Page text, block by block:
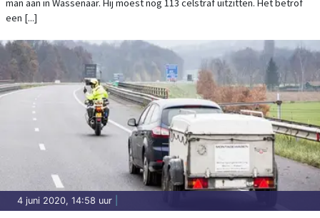
man aan in Wassenaar. Hij moest nog 113 celstraf uitzitten. Het betrof
een [...]
4 juni 2020, 14:58 uur